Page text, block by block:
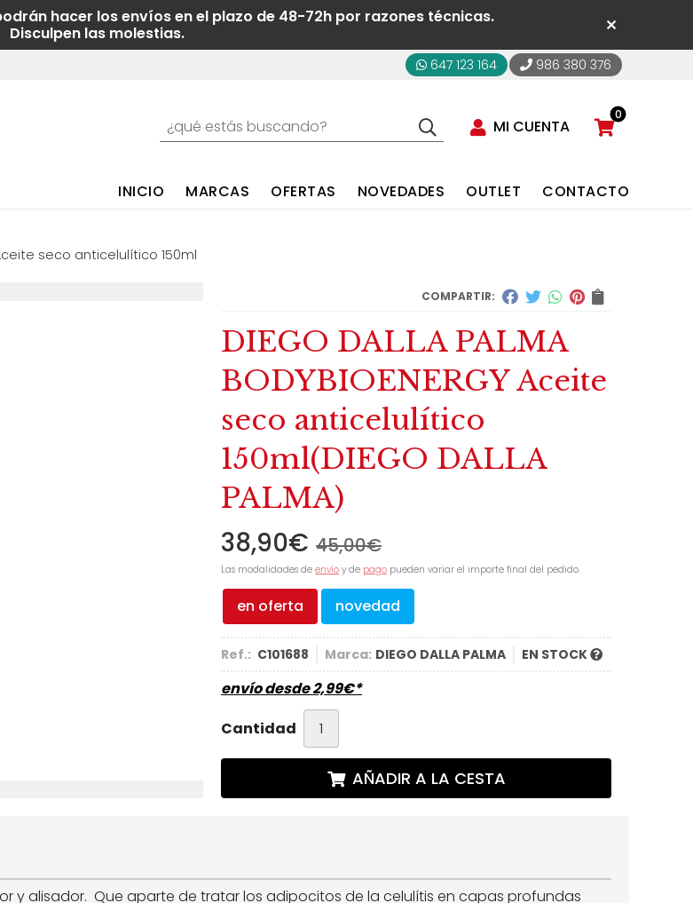
podrán hacer los envíos en el plazo de 48-72h por razones técnicas.
Disculpen las molestias.
647 123 164 986 380 376
MI CUENTA
0
INICIO MARCAS OFERTAS NOVEDADES OUTLET CONTACTO
Aceite seco anticelulítico 150ml
COMPARTIR:
DIEGO DALLA PALMA
BODYBIOENERGY Aceite
seco anticelulítico
150ml(DIEGO DALLA
PALMA)
38,90€ 45,00€
Las modalidades de envío y de pago pueden variar el importe final del pedido.
en oferta novedad
Ref.: C101688 Marca: DIEGO DALLA PALMA EN STOCK
envío desde2,99€*
Cantidad
AÑADIR A LA CESTA
y alisador. Que aparte de tratar los adipocitos de la celulítis en capas profundas